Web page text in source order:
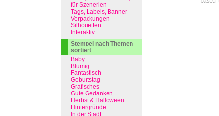
für Szenerien
Tags, Labels, Banner
Verpackungen
Silhouetten
Interaktiv
Stempel nach Themen
sortiert
Baby
Blumig
Fantastisch
Geburtstag
Grafisches
Gute Gedanken
Herbst & Halloween
Hintergründe
In der Stadt